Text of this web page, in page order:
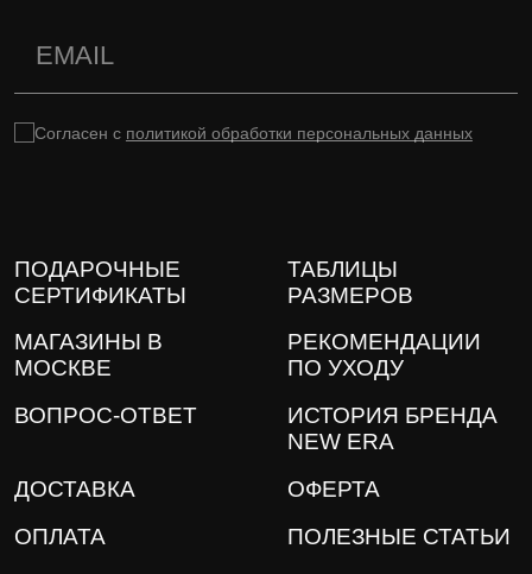
Согласен с политикой обработки персональных данных
ПОДАРОЧНЫЕ
СЕРТИФИКАТЫ
ТАБЛИЦЫ
РАЗМЕРОВ
МАГАЗИНЫ В
МОСКВЕ
РЕКОМЕНДАЦИИ
ПО УХОДУ
ВОПРОС-ОТВЕТ
ИСТОРИЯ БРЕНДА
NEW ERA
ДОСТАВКА
ОФЕРТА
ОПЛАТА
ПОЛЕЗНЫЕ СТАТЬИ